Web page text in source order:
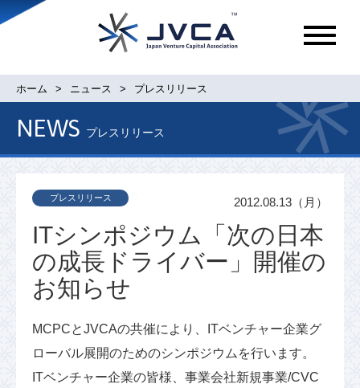
メ
ュ
ホーム ニュース プレスリリース
NEWS プレスリリース
ITシンポジウム「次の日本
の成長ドライバー」開催の
お知らせ
プレスリリース 2012.08.13（月）
MCPCとJVCAの共催により、ITベンチャー企業グ
ローバル展開のためのシンポジウムを行います。
ITベンチャー企業の皆様、事業会社新規事業/CVC